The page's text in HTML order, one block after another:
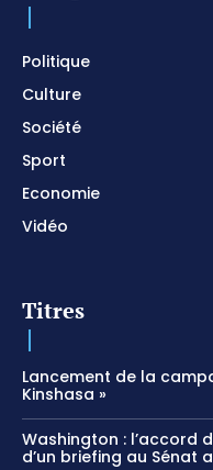
Politique
Culture
Société
Sport
Economie
Vidéo
Titres
Lancement de la
Kinshasa »
Washington : l’accord
d’un briefing au Sénat